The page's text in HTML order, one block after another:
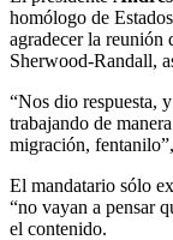
homólogo de
agradecer la reunión
Sherwood-Randall,
“Nos dio respuesta,
trabajando de
migración,
El mandatario sólo
“no vayan a pensar
el contenido.